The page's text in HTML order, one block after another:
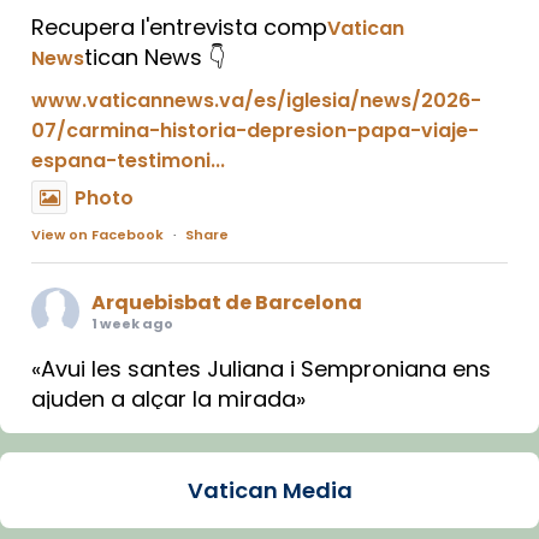
Recupera l'entrevista compVatican
Newstican News 👇
www.vaticannews.va/es/iglesia/news/2026-
07/carmina-historia-depresion-papa-viaje-
espana-testimoni...
Photo
View on Facebook · Share
Arquebisbat de Barcelona
1 week ago
«Avui les santes Juliana i Semproniana ens
ajuden a alçar la mirada»
Mons. Sergi Gordo, bisbe de Tortosa, ha
Santes de Mataró.Vatican Media